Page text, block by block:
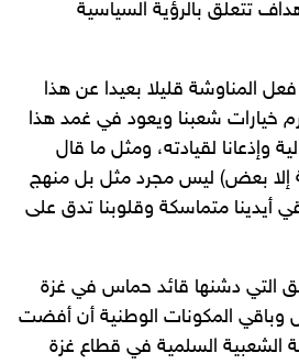
تتعلق بالرؤية السياسية
المناوشة قليلا بعيدا عن هذا
خيارات شعبنا ويعود في غمد هذا
وإذعانا لقيادته، ومثل ما قال
إلا بعض) ليس مجرد مثل بل منهج
أيدينا متماسكة وقلوبنا تدق على
التي دشنها قائد حماس في غزة
وباقي المكونات الوطنية أن أفضت
الشعبية السلمية في قطاع غزة